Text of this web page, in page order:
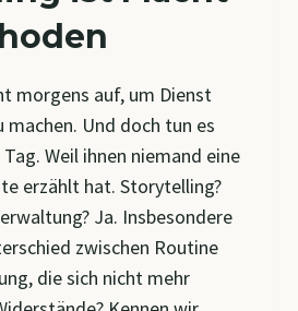
morgens auf, um Dienst
machen. Und doch tun es
Weil ihnen niemand eine
erzählt hat. Storytelling?
Ja. Insbesondere
zwischen Routine
die sich nicht mehr